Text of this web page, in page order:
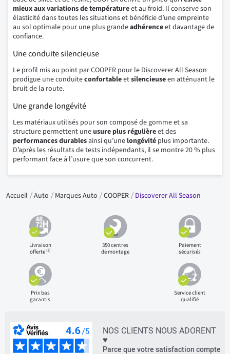
mieux aux variations de températureet au froid. Il conserve son
élasticité dans toutes les situations et bénéficie d’une empreinte
au sol optimale pour une plus grandeadhérenceet davantage de
confiance.
Une conduite silencieuse
Le profil mis au point par COOPER pour le Discoverer All Season
prodigue une conduiteconfortableetsilencieuseen atténuant le
bruit de la route.
Une grande longévité
Les matériaux utilisés pour son composé de gomme et sa
structure permettent uneusure plus régulièreet des
performances durablesainsi qu’une longévité plus importante.
D’après les résultats de tests indépendants, il se montre 20 % plus
performant face à l’usure que son concurrent.
Accueil Auto Marques Auto COOPER Discoverer All Season
Livraison
offerte(1)
350 centres
de montage
Paiement
sécurisés
Prix bas
garantis
Service client
qualifié
NOS CLIENTS NOUS ADORENT
♥
Parce que votre satisfaction compte